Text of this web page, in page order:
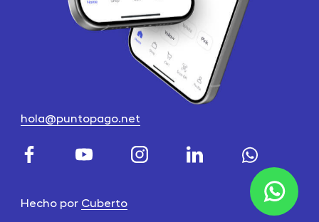
hola@puntopago.net
Hecho por Cuberto